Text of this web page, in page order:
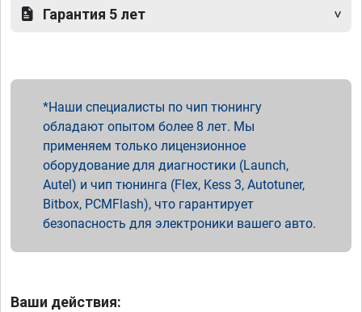
Гарантия 5 лет
Наши специалисты по чип тюнингу
обладают опытом более 8 лет. Мы
применяем только лицензионное
оборудование для диагностики (Launch,
Autel) и чип тюнинга (Flex, Kess 3, Autotuner,
Bitbox, PCMFlash), что гарантирует
безопасность для электроники вашего авто.
Ваши действия: